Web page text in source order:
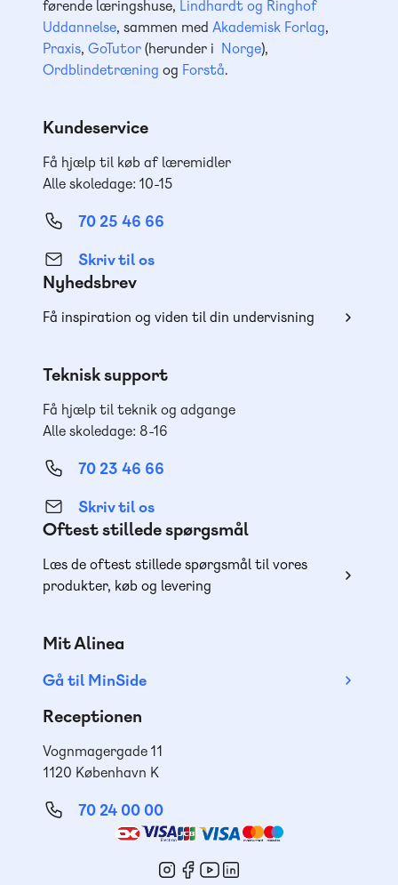
førende læringshuse, Lindhardt og Ringhof
Uddannelse, sammen med Akademisk Forlag,
Praxis, GoTutor(herunder i Norge),
Ordblindetræning og Forstå.
Kundeservice
Få hjælp til køb af læremidler
Alle skoledage: 10-15
70 25 46 66
Skriv til os
Nyhedsbrev
Få inspiration og viden til din undervisning
Teknisk support
Få hjælp til teknik og adgange
Alle skoledage: 8-16
70 23 46 66
Skriv til os
Oftest stillede spørgsmål
Læs de oftest stillede spørgsmål til vores
produkter, køb og levering
Mit Alinea
Gå til MinSide
Receptionen
Vognmagergade 11
1120 København K
70 24 00 00